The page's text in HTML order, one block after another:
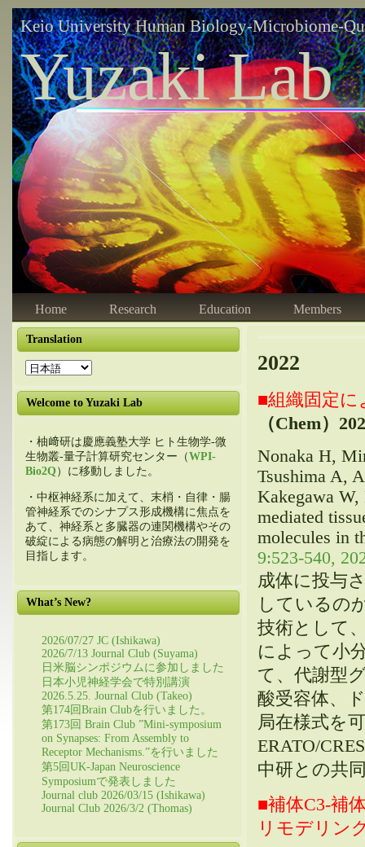
Keio University Human Biology-Microbiome-
Yuzaki Lab
Home Research Education Members
Translation
Welcome to Yuzaki Lab
・柚﨑研は慶應義塾大学 ヒト生物学-微
生物叢-量子計算研究センター（WPI-
Bio2Q）に移動しました。
・中枢神経系に加えて、末梢・自律・腸
管神経系でのシナプス形成機構に焦点を
あて、神経系と多臓器の連関機構やその
破綻による病態の解明と治療法の開発を
目指します。
What’s New?
2026/07/27 JC (Ishikawa)
2026/7/13 Journal Club (Suyama)
日米脳シンポジウムに参加しました
日本小児神経学会で特別講演
2026.5.25. Journal Club (Takeo)
第174回Brain Clubを行いました。
第173回 Brain Club ”Mini-symposium
on Synapses: From Assembly to
Receptor Mechanisms.”を行いました
第5回UK-Japan Neuroscience
Symposiumで発表しました
Journal club 2026/03/15 (Ishikawa)
Journal Club 2026/3/2 (Thomas)
2022
■組織固定
（Chem）
Nonaka H,
Tsushima A,
Kakegawa
mediated
molecules in
9:523-540,
成体に投与
しているの
技術として
によって小
て、代謝型
酸受容体、
局在様式を
ERATO/
中研との共
■補体C3-補
リモデリン